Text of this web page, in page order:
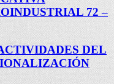
72 –
DEL